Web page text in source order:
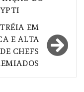
EM
E ALTA
CHEFS